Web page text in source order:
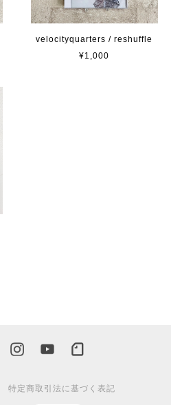
velocityquarters / reshuffle
¥1,000
特定商取引法に基づく表記